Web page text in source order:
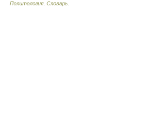
Политология. Словарь.